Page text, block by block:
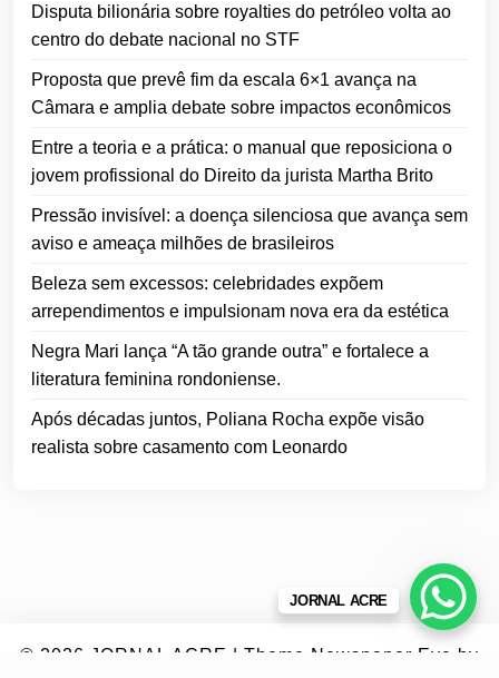
Disputa bilionária sobre royalties do petróleo volta ao
centro do debate nacional no STF
Proposta que prevê fim da escala 6×1 avança na
Câmara e amplia debate sobre impactos econômicos
Entre a teoria e a prática: o manual que reposiciona o
jovem profissional do Direito da jurista Martha Brito
Pressão invisível: a doença silenciosa que avança sem
aviso e ameaça milhões de brasileiros
Beleza sem excessos: celebridades expõem
arrependimentos e impulsionam nova era da estética
Negra Mari lança “A tão grande outra” e fortalece a
literatura feminina rondoniense.
Após décadas juntos, Poliana Rocha expõe visão
realista sobre casamento com Leonardo
© 2026 JORNAL ACRE | Theme Newspaper Eye by
JORNAL ACRE